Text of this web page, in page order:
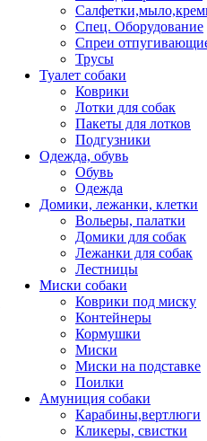
Спец. Оборудование
Спреи
Трусы
Туалет собаки
Коврики
Лотки для собак
Пакеты для лотков
Подгузники
Одежда, обувь
Обувь
Одежда
Домики, лежанки, клетки
Вольеры, палатки
Домики для собак
Лежанки для собак
Лестницы
Миски собаки
Коврики под миску
Контейнеры
Кормушки
Миски
Миски на подставке
Поилки
Амуниция собаки
Карабины,вертлюги
Кликеры, свистки